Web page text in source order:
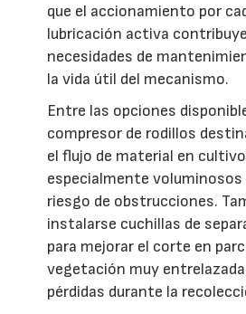
que el accionamiento por
lubricación activa
necesidades de
la vida útil del mecanismo.
Entre las opciones
compresor de rodillos
el flujo de material en
especialmente
riesgo de obstrucciones.
instalarse cuchillas de
para mejorar el corte en
vegetación muy
pérdidas durante la